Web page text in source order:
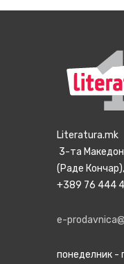
Literatura.mk
3-та
(Раде
+389 76 444
e-
понеделник -